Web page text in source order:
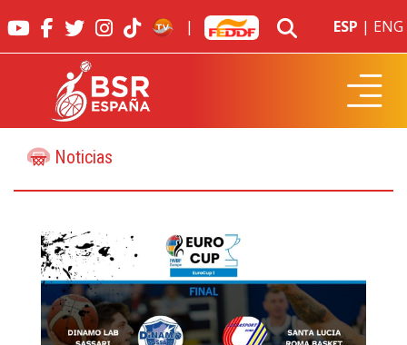
| ESP | ENG
Noticias